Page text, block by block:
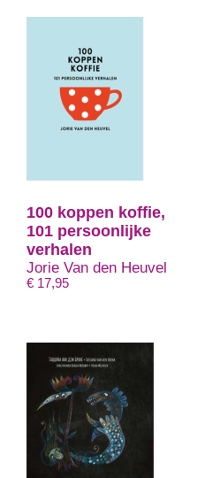
100 koppen koffie,
101 persoonlijke
verhalen
Jorie Van den Heuvel
€ 17,95